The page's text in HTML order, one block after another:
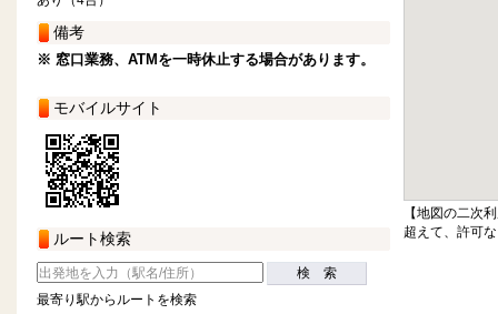
備考
※ 窓口業務、ATMを一時休止する場合があります。
モバイルサイト
ルート検索
検 索
最寄り駅からルートを検索
【地図の二次
超えて、許可